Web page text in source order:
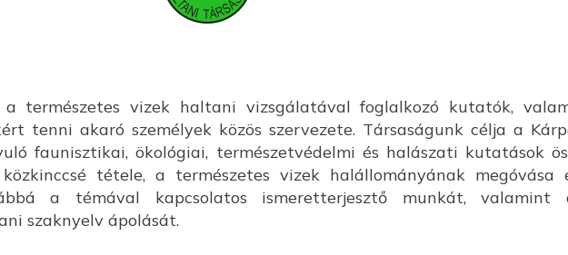
a természetes vizek haltani vizsgálatával foglalkozó kutatók,
tenni akaró személyek közös szervezete. Társaságunk célja a
faunisztikai, ökológiai, természetvédelmi és halászati kutatások
tétele, a természetes vizek halállományának megóvása
a témával kapcsolatos ismeretterjesztő munkát, valamint
szaknyelv ápolását.